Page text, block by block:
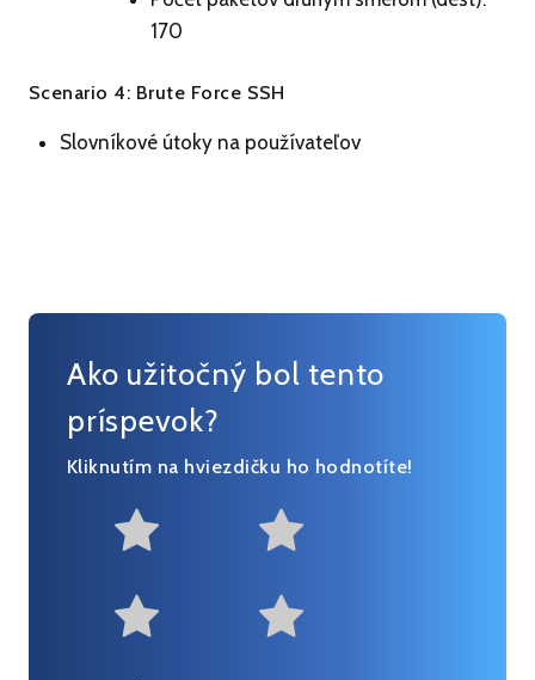
170
Scenario 4: Brute Force SSH
Slovníkové útoky na používateľov
Ako užitočný bol tento
príspevok?
Kliknutím na hviezdičku ho hodnotíte!